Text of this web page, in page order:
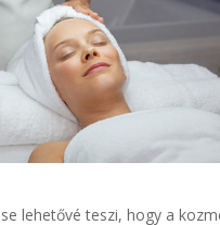
lehetővé teszi, hogy a